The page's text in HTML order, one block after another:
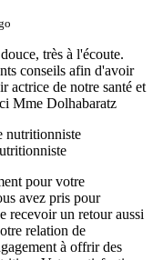
très à l'écoute.
conseils afin d'avoir
actrice de notre santé et
Mme Dolhabaratz
pour votre
avez pris pour
recevoir un retour aussi
relation de
à offrir des